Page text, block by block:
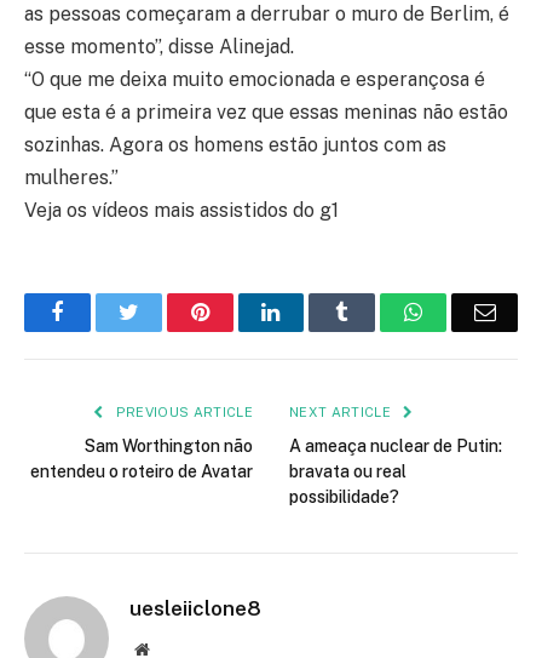
as pessoas começaram a derrubar o muro de Berlim, é
esse momento”, disse Alinejad.
“O que me deixa muito emocionada e esperançosa é
que esta é a primeira vez que essas meninas não estão
sozinhas. Agora os homens estão juntos com as
mulheres.”
Veja os vídeos mais assistidos do g1
FacebookTwitter PinterestLinkedIn Tumblr WhatsApp
PREVIOUS ARTICLE
Sam Worthington não
entendeu o roteiro de Avatar
NEXT ARTICLE
A ameaça nuclear de Putin:
bravata ou real
possibilidade?
uesleiiclone8
Website